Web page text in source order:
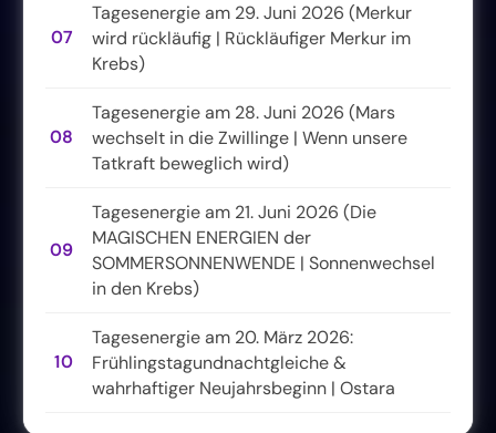
07
Tagesenergie am 29. Juni 2026 (Merkur
wird rückläufig | Rückläufiger Merkur im
Krebs)
08
Tagesenergie am 28. Juni 2026 (Mars
wechselt in die Zwillinge | Wenn unsere
Tatkraft beweglich wird)
09
Tagesenergie am 21. Juni 2026 (Die
MAGISCHEN ENERGIEN der
SOMMERSONNENWENDE | Sonnenwechsel
in den Krebs)
10
Tagesenergie am 20. März 2026:
Frühlingstagundnachtgleiche &
wahrhaftiger Neujahrsbeginn | Ostara